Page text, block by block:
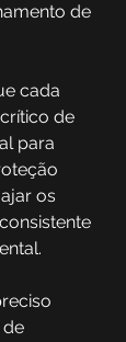
de
cada
de
para
os